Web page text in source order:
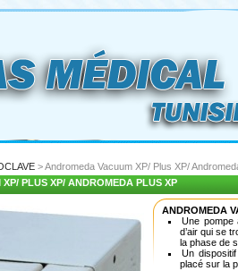
> Andromeda Vacuum XP/ Plus XP/
PLUS XP/ ANDROMEDA PLUS XP
ANDROMEDA
Une pompe
d’air qui se
la phase de
Un
placé sur la